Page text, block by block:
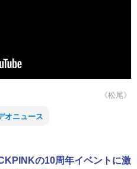
《松尾》
オニュース
の10周年イベントに激